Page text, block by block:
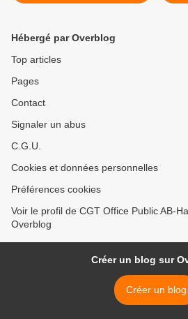
Hébergé par Overblog
Top articles
Pages
Contact
Signaler un abus
C.G.U.
Cookies et données personnelles
Préférences cookies
Voir le profil de CGT Office Public AB-
Overblog
Créer un blog sur
Créer un blog